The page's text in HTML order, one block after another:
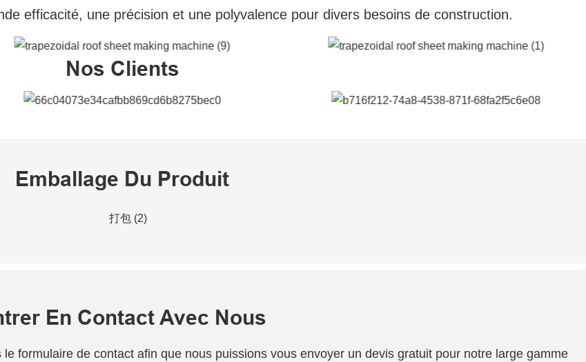
efficacité, une précision et une polyvalence pour divers besoins de construction.
Nos Clients
Emballage Du Produit
En Contact Avec Nous
formulaire de contact afin que nous puissions vous envoyer un devis gratuit pour notre large gamme